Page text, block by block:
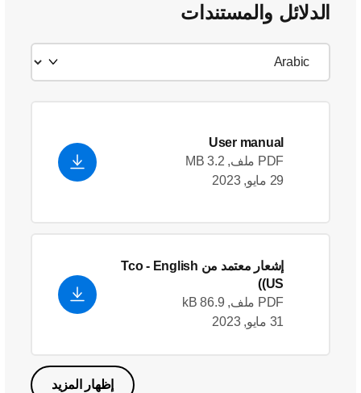
الدلائل والمستندات
User manual
PDF ملف, 3.2 MB
29 مايو, 2023
إشعار معتمد من Tco- English
(US)
PDF ملف, 86.9 kB
31 مايو, 2023
إظهار المزيد